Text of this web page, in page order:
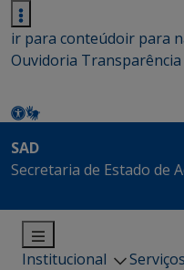
ir para conteúdoir para
Ouvidoria Transparência
SAD
Secretaria de Estado de
Institucional Serviços